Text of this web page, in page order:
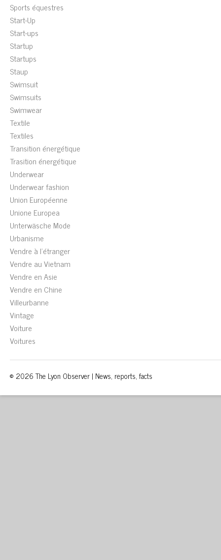
Sports équestres
Start-Up
Start-ups
Startup
Startups
Staup
Swimsuit
Swimsuits
Swimwear
Textile
Textiles
Transition énergétique
Trasition énergétique
Underwear
Underwear fashion
Union Européenne
Unione Europea
Unterwäsche Mode
Urbanisme
Vendre à l'étranger
Vendre au Vietnam
Vendre en Asie
Vendre en Chine
Villeurbanne
Vintage
Voiture
Voitures
© 2026 The Lyon Observer | News, reports, facts